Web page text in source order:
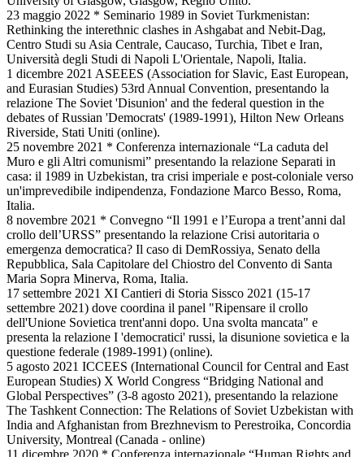
23 maggio 2022 * Seminario 1989 in Soviet Turkmenistan:
Rethinking the interethnic clashes in Ashgabat and Nebit-Dag,
Centro Studi su Asia Centrale, Caucaso, Turchia, Tibet e Iran,
Università degli Studi di Napoli L'Orientale, Napoli, Italia.
1 dicembre 2021 ASEEES (Association for Slavic, East European,
and Eurasian Studies) 53rd Annual Convention, presentando la
relazione The Soviet 'Disunion' and the federal question in the
debates of Russian 'Democrats' (1989-1991), Hilton New Orleans
Riverside, Stati Uniti (online).
25 novembre 2021 * Conferenza internazionale “La caduta del
Muro e gli Altri comunismi” presentando la relazione Separati in
casa: il 1989 in Uzbekistan, tra crisi imperiale e post-coloniale verso
un'imprevedibile indipendenza, Fondazione Marco Besso, Roma,
Italia.
8 novembre 2021 * Convegno “Il 1991 e l’Europa a trent’anni dal
crollo dell’URSS” presentando la relazione Crisi autoritaria o
emergenza democratica? Il caso di DemRossiya, Senato della
Repubblica, Sala Capitolare del Chiostro del Convento di Santa
Maria Sopra Minerva, Roma, Italia.
17 settembre 2021 XI Cantieri di Storia Sissco 2021 (15-17
settembre 2021) dove coordina il panel "Ripensare il crollo
dell'Unione Sovietica trent'anni dopo. Una svolta mancata" e
presenta la relazione I 'democratici' russi, la disunione sovietica e la
questione federale (1989-1991) (online).
5 agosto 2021 ICCEES (International Council for Central and East
European Studies) X World Congress “Bridging National and
Global Perspectives” (3-8 agosto 2021), presentando la relazione
The Tashkent Connection: The Relations of Soviet Uzbekistan with
India and Afghanistan from Brezhnevism to Perestroika, Concordia
University, Montreal (Canada - online)
11 dicembre 2020 * Conferenza internazionale “Human Rights and